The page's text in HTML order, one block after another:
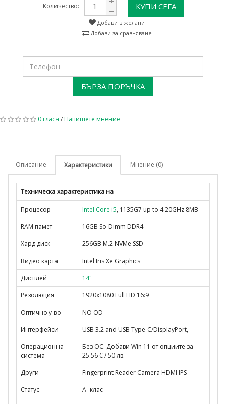
Количество: КУПИ СЕГА
Добави в желани
Добави за сравняване
БЪРЗА ПОРЪЧКА
0 гласа /Напишете мнение
Описание Характеристики Мнение (0)
Техническа характеристика на
Процесор Intel Core i5, 1135G7 up to 4.20GHz 8MB
RAM памет
16GB So-Dimm DDR4
Хард диск
256GB M.2 NVMe SSD
Видео карта
Intel Iris Xe Graphics
Дисплей
14"
Резолюция
1920x1080 Full HD 16:9
Оптично у-во
NO OD
Интерфейси
USB 3.2 and USB Type-C/DisplayPort,
Операционна
система
Без ОС. Добави Win 11 от опциите за
25.56 € / 50 лв.
Други
Fingerprint Reader Camera HDMI IPS
Статус
A- клас